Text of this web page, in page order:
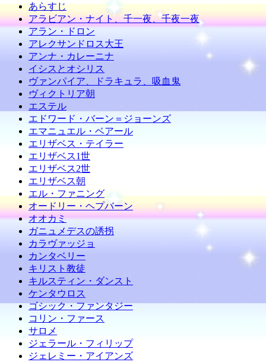
あらすじ
アラビアン・ナイト、千一夜、千夜一夜
アラン・ドロン
アレクサンドロス大王
アンナ・カレーニナ
イシスとオシリス
ヴァンパイア、ドラキュラ、吸血鬼
ヴィクトリア朝
エステル
エドワード・バーン＝ジョーンズ
エマニュエル・ベアール
エリザベス・テイラー
エリザベス1世
エリザベス2世
エリザベス朝
エル・ファニング
オードリー・ヘプバーン
オオカミ
ガニュメデスの誘拐
カラヴァッジョ
カンタベリー
キリスト教徒
キルスティン・ダンスト
ケンタウロス
ゴシック・ファンタジー
コリン・ファース
サロメ
ジェラール・フィリップ
ジェレミー・アイアンズ